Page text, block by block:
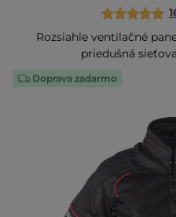
Rozsiahle ventilačné
priedušná
Doprava zadarmo